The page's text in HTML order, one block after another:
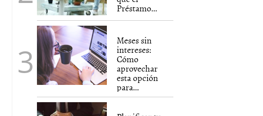
Préstamo...
Meses sin
intereses:
Cómo
aprovechar
esta opción
para...